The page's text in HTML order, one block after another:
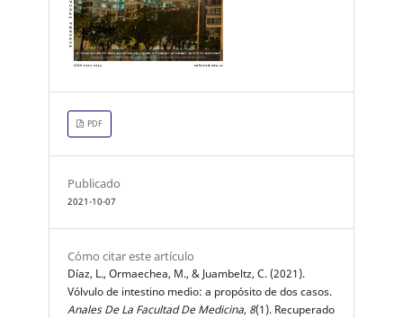
PDF
Publicado
2021-10-07
Cómo citar este artículo
Díaz, L., Ormaechea, M., & Juambeltz, C. (2021).
Vólvulo de intestino medio: a propósito de dos casos.
Anales De La Facultad De Medicina, 8(1). Recuperado